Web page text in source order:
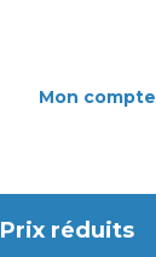
Mon compte
Prix réduits